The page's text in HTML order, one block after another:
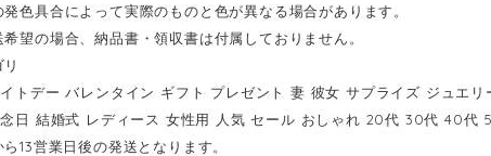
色具合によって実際のものと色が異なる場合があります。
望の場合、納品書・領収書は付属しておりません。
トデー バレンタイン ギフト プレゼント 妻 彼女 サプライズ ジュエ
日 結婚式 レディース 女性用 人気 セール おしゃれ 20代 30代 40代
13営業日後の発送となります。